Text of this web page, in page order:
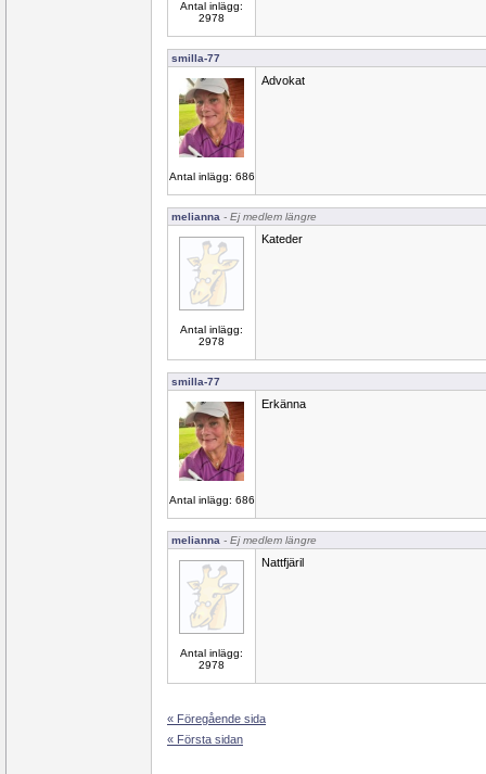
Antal inlägg:
2978
smilla-77
Antal inlägg: 686
Advokat
melianna - Ej medlem längre
Antal inlägg:
2978
Kateder
smilla-77
Antal inlägg: 686
Erkänna
melianna - Ej medlem längre
Antal inlägg:
2978
Nattfjäril
« Föregående sida
« Första sidan